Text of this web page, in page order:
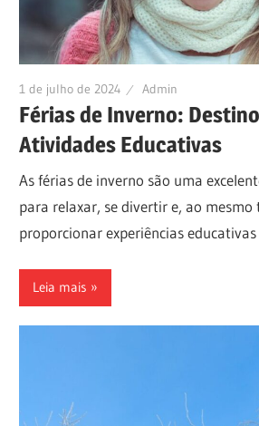
1 de julho de 2024 Admin
Férias de Inverno:
Atividades Educativas
As férias de inverno são uma
para relaxar, se divertir e, ao mesmo
proporcionar experiências
Leia mais